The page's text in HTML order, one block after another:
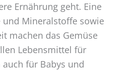
Ernährung geht. Eine
und Mineralstoffe sowie
machen das Gemüse
Lebensmittel für
für Babys und